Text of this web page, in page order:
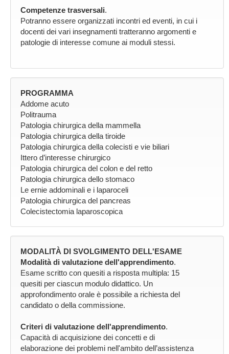
Competenze trasversali.
Potranno essere organizzati incontri ed eventi, in cui i
docenti dei vari insegnamenti tratteranno argomenti e
patologie di interesse comune ai moduli stessi.
PROGRAMMA
Addome acuto
Politrauma
Patologia chirurgica della mammella
Patologia chirurgica della tiroide
Patologia chirurgica della colecisti e vie biliari
Ittero d’interesse chirurgico
Patologia chirurgica del colon e del retto
Patologia chirurgica dello stomaco
Le ernie addominali e i laparoceli
Patologia chirurgica del pancreas
Colecistectomia laparoscopica
MODALITÀ DI SVOLGIMENTO DELL'ESAME
Modalità di valutazione dell'apprendimento.
Esame scritto con quesiti a risposta multipla: 15
quesiti per ciascun modulo didattico. Un
approfondimento orale è possibile a richiesta del
candidato o della commissione.
Criteri di valutazione dell'apprendimento.
Capacità di acquisizione dei concetti e di
elaborazione dei problemi nell'ambito dell’assistenza